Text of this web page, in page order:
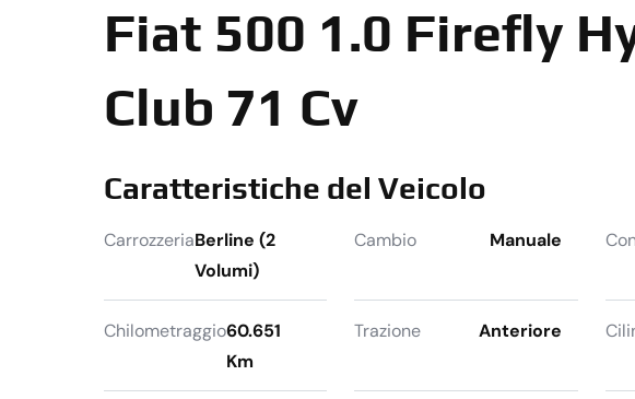
Fiat 500 1.0 Firefly
Club 71 Cv
Caratteristiche del Veicolo
CarrozzeriaBerline (2
Volumi)
Cambio Manuale
Chilometraggio60.651
Km
Trazione Anteriore